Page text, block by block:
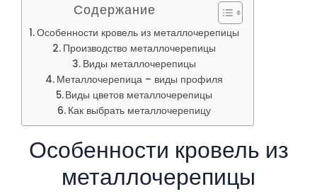
Содержание
Особенности кровель из металлочерепицы
Производство металлочерепицы
Виды металлочерепицы
Металлочерепица – виды профиля
Виды цветов металлочерепицы
Как выбрать металлочерепицу
Особенности кровель из
металлочерепицы